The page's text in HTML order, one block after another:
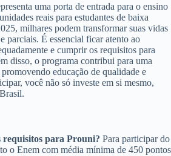
uma porta de entrada para o ensino
reais para estudantes de baixa
milhares podem transformar suas vidas
parciais. É essencial ficar atento ao
e cumprir os requisitos para
disso, o programa contribui para uma
educação de qualidade e
você não só investe em si mesmo,
requisitos para Prouni? Para participar do
o Enem com média mínima de 450 pontos